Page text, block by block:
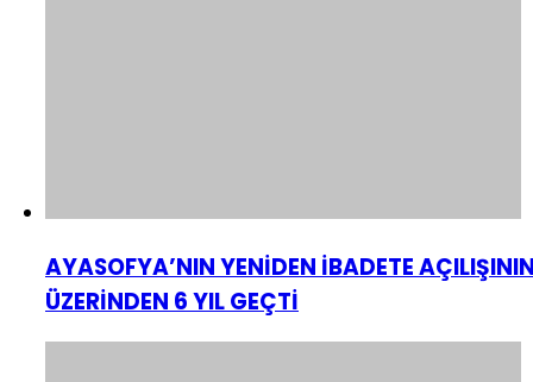
AYASOFYA’NIN YENİDEN İBADETE
ÜZERİNDEN 6 YIL GEÇTİ